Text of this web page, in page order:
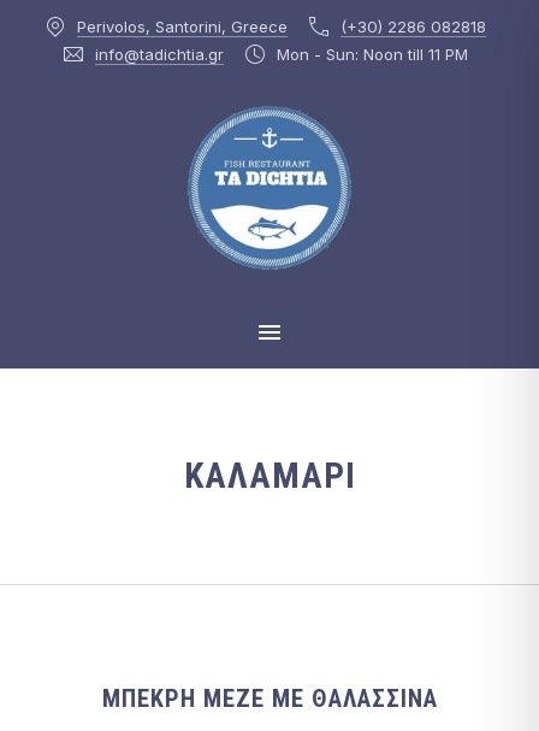
Perivolos, Santorini, Greece
(+30) 2286 082818
info@tadichtia.gr
Mon - Sun: Noon till 11 PM
MAIN NAVIGATION
ΚΑΛΑΜΆΡΙ
ΜΠΕΚΡΉ ΜΕΖΈ ΜΕ ΘΑΛΑΣΣΙΝΆ